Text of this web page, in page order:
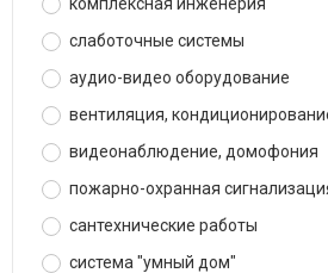
слаботочные системы
аудио-видео оборудование
вентиляция,
видеонаблюдение, домофония
пожарно-охранная
сантехнические работы
система "умный дом"